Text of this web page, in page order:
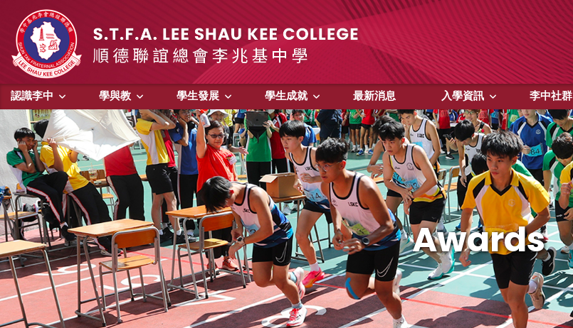
認識李中 學與教 學生發展 學生成就 最新消息 入學資訊 李中社群
Awards